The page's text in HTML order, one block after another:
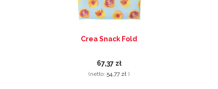
Crea Snack Fold
67,37 zł
(netto: 54,77 zł )